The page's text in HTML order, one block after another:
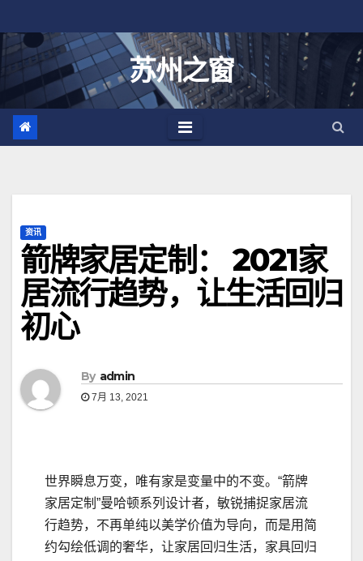
至
苏州之窗
资讯
箭牌家居定制： 2021家
居流行趋势，让生活回归
初心
By admin
7月 13, 2021
世界瞬息万变，唯有家是变量中的不变。“箭牌
家居定制”曼哈顿系列设计者，敏锐捕捉家居流
行趋势，不再单纯以美学价值为导向，而是用简
约勾绘低调的奢华，让家居回归生活，家具回归